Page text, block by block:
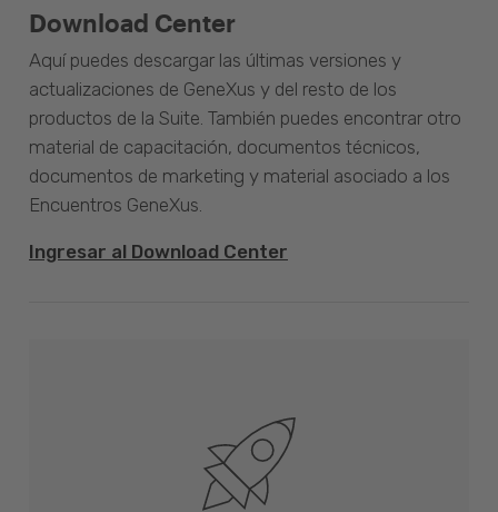
Download Center
Aquí puedes descargar las últimas versiones y
actualizaciones de GeneXus y del resto de los
productos de la Suite. También puedes encontrar otro
material de capacitación, documentos técnicos,
documentos de marketing y material asociado a los
Encuentros GeneXus.
Ingresar al Download Center